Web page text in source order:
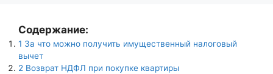
Содержание:
1 За что можно получить имущественный налоговый
вычет
2 Возврат НДФЛ при покупке квартиры